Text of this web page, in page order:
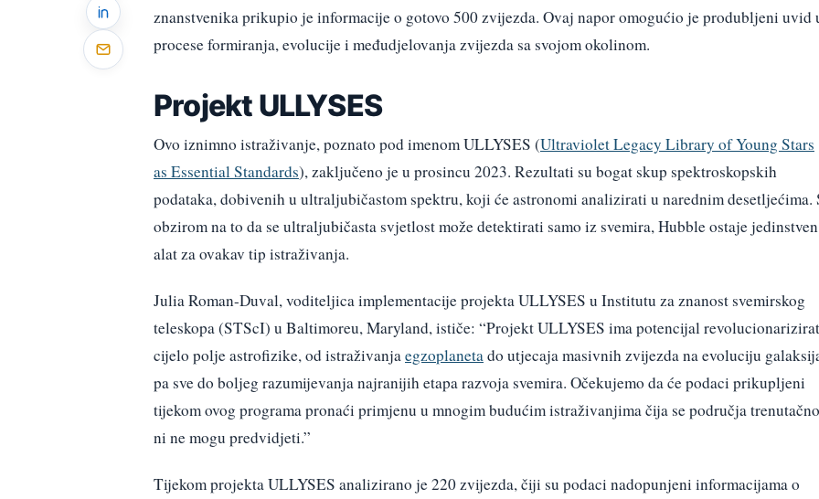
znanstvenika prikupio je informacije o gotovo 500 zvijezda. Ovaj napor omogućio je produbljeni uvid
procese formiranja, evolucije i međudjelovanja zvijezda sa svojom okolinom.
Projekt ULLYSES
Ovo iznimno istraživanje, poznato pod imenom ULLYSES (Ultraviolet Legacy Library of Young Stars
as Essential Standards), zaključeno je u prosincu 2023. Rezultati su bogat skup spektroskopskih
podataka, dobivenih u ultraljubičastom spektru, koji će astronomi analizirati u narednim desetljećima.
obzirom na to da se ultraljubičasta svjetlost može detektirati samo iz svemira, Hubble ostaje jedinstven
alat za ovakav tip istraživanja.
Julia Roman-Duval, voditeljica implementacije projekta ULLYSES u Institutu za znanost svemirskog
teleskopa (STScI) u Baltimoreu, Maryland, ističe: “Projekt ULLYSES ima potencijal
cijelo polje astrofizike, od istraživanjaegzoplanetado utjecaja masivnih zvijezda na evoluciju
pa sve do boljeg razumijevanja najranijih etapa razvoja svemira. Očekujemo da će podaci prikupljeni
tijekom ovog programa pronaći primjenu u mnogim budućim istraživanjima čija se područja trenutačno
ni ne mogu predvidjeti.”
Tijekom projekta ULLYSES analizirano je 220 zvijezda, čiji su podaci nadopunjeni informacijama o